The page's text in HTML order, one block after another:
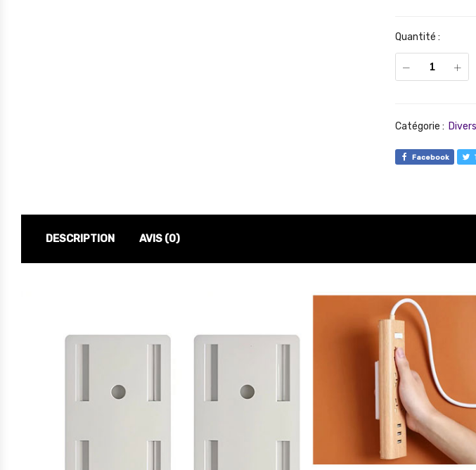
Quantité :
Catégorie : Divers
Facebook
DESCRIPTION AVIS (0)